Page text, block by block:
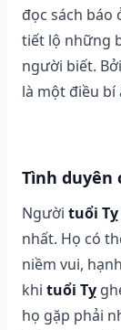
đọc sách
tiết lộ những
người biết.
là một điều bí
Tình duyên
Người tuổi Tỵ
nhất. Họ có
niềm vui,
khi tuổi Tỵ
họ gặp phải